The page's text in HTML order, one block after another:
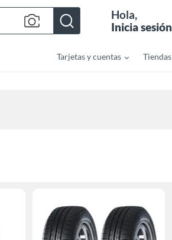
Hola,
Inicia sesión
Tarjetas y cuentas Tiendas